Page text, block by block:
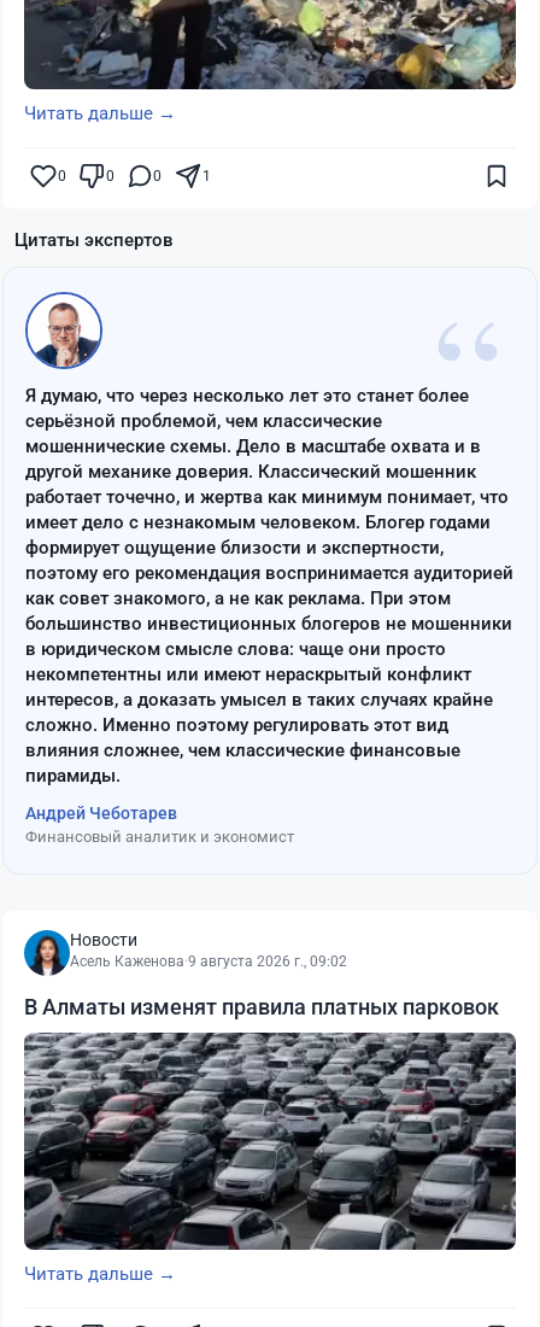
Читать дальше →
0 0 0 1
Цитаты экспертов
“
Я думаю, что через несколько лет это станет более
серьёзной проблемой, чем классические
мошеннические схемы. Дело в масштабе охвата и в
другой механике доверия. Классический мошенник
работает точечно, и жертва как минимум понимает, что
имеет дело с незнакомым человеком. Блогер годами
формирует ощущение близости и экспертности,
поэтому его рекомендация воспринимается аудиторией
как совет знакомого, а не как реклама. При этом
большинство инвестиционных блогеров не мошенники
в юридическом смысле слова: чаще они просто
некомпетентны или имеют нераскрытый конфликт
интересов, а доказать умысел в таких случаях крайне
сложно. Именно поэтому регулировать этот вид
влияния сложнее, чем классические финансовые
пирамиды.
Андрей Чеботарев
Финансовый аналитик и экономист
Новости
Асель Каженова·9 августа 2026 г., 09:02
В Алматы изменят правила платных парковок
Читать дальше →